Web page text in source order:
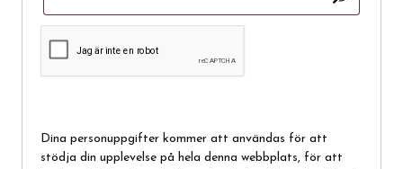
Dina personuppgifter kommer att användas för att
stödja din upplevelse på hela denna webbplats, för att